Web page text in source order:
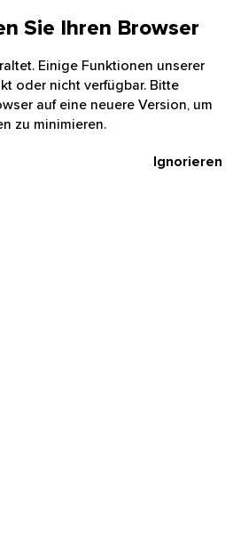
Sie Ihren Browser
Einige Funktionen unserer
oder nicht verfügbar. Bitte
auf eine neuere Version, um
zu minimieren.
Ignorieren